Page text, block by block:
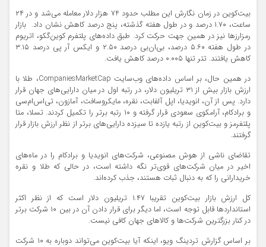
بیت‌کوین در زمان نگارش این مطلب حدود 74 هزار دلار معامله می‌شد و در ۲۴
ساعت، ۱.۷۰ درصد و در طول هفته گذشته، پنج درصد کاهش نشان داد. بازار
رمزارزها نیز در همین جهت حرکت کرد. طبق داده‌های پلتفرم کوین‌گکو، اتریوم
در طول هفته ۵.۶۰ درصد، بی‌ان‌بی درصد ۲.۵۰ و ایکس آر پی درصد ۳.۱۵
کاهش یافتند. تتر تنها ۰.۰۰۵ درصد کاهش یافت.
در همین حال، بر اساس داده‌های وب‌سایت CompaniesMarketCap، طلا با
ارزش بازار بیش از ۳۱ تریلیون دلار، در رتبه اول در میان دارایی‌های جهان قرار
دارد. پس از آن، انویدیا، اپل آلفابت، نقره، مایکروسافت، آمازون، تی‌اس‌ام‌سی
و برادکام، آرامکوی سعودی قرار گرفته و ۱۰ رتبه برتر را تکمیل کردند. تسلا، متا
پلتفرمز و بیت‌کوین از رتبه یازده تا سیزده دارایی‌های برتر از نظر ارزش بازار قرار
گرفتند.
تقاضای ناشی از هوش مصنوعی، شرکت‌های انویدیا و برادکام را در ماه‌های
اخیر در میان شرکت‌های قوی‌تر نگه داشته است، در حالی که طلا و نقره
خریدارانی را که به دنبال ثبات هستند، جذب کرده‌اند.
کل ارزش بازار بیت‌کوین تقریبا ۱.۴۷ تریلیون دلار است که از نظر اکثر
استانداردها قابل توجه است، اما دیگر برای قرار دادن آن در بین ۱۰ شرکت برتر
در کنار بزرگترین شرکت‌ها و کالاهای جهان کافی نیست.
بر اساس گزارش تردینگ ویو، اینکه آیا بیت‌کوین می‌تواند دوباره به ۱۰ شرکت